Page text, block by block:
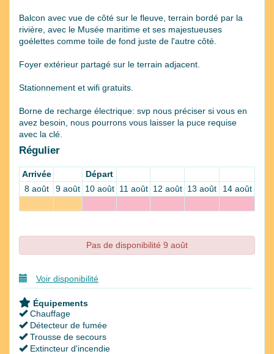
Balcon avec vue de côté sur le fleuve, terrain bordé par la
rivière, avec le Musée maritime et ses majestueuses
goélettes comme toile de fond juste de l'autre côté.
Foyer extérieur partagé sur le terrain adjacent.
Stationnement et wifi gratuits.
Borne de recharge électrique: svp nous préciser si vous en
avez besoin, nous pourrons vous laisser la puce requise
avec la clé.
Régulier
Arrivée
Départ
8 août
9 août 10 août 11 août 12 août 13 août 14 août
Pas de disponibilité 9 août
Voir disponibilité
Équipements
Chauffage
Détecteur de fumée
Trousse de secours
Extincteur d'incendie